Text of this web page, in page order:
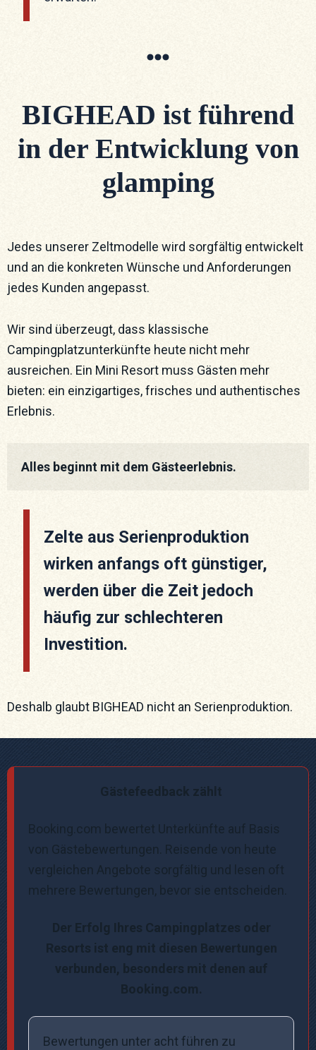
BIGHEAD ist führend
in der Entwicklung von
glamping
Jedes unserer Zeltmodelle wird sorgfältig entwickelt
und an die konkreten Wünsche und Anforderungen
jedes Kunden angepasst.
Wir sind überzeugt, dass klassische
Campingplatzunterkünfte heute nicht mehr
ausreichen. Ein Mini Resort muss Gästen mehr
bieten: ein einzigartiges, frisches und authentisches
Erlebnis.
Alles beginnt mit dem Gästeerlebnis.
Zelte aus Serienproduktion
wirken anfangs oft günstiger,
werden über die Zeit jedoch
häufig zur schlechteren
Investition.
Deshalb glaubt BIGHEAD nicht an Serienproduktion.
Gästefeedback zählt
Booking.com bewertet Unterkünfte auf Basis
von Gästebewertungen. Reisende von heute
vergleichen Angebote sorgfältig und lesen oft
mehrere Bewertungen, bevor sie entscheiden.
Der Erfolg Ihres Campingplatzes oder
Resorts ist eng mit diesen Bewertungen
verbunden, besonders mit denen auf
Booking.com.
Bewertungen unter acht führen zu